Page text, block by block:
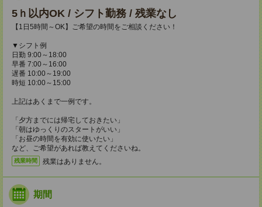
5ｈ以内OK / シフト勤務 / 残業なし
【1日5時間～OK】ご希望の時間をご相談ください！
▼シフト例
日勤 9:00～18:00
早番 7:00～16:00
遅番 10:00～19:00
時短 10:00～15:00
上記はあくまで一例です。
「夕方までには帰宅しておきたい」
「朝はゆっくりのスタートがいい」
「お昼の時間を有効に使いたい」
など、ご希望があれば教えてくださいね。
残業時間 残業はありません。
期間